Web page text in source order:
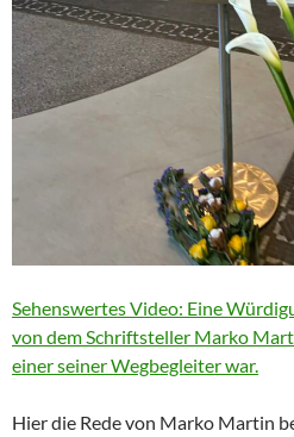
Sehenswertes Video: Eine
von dem Schriftsteller Marko
einer seiner Wegbegleiter war.
Hier die Rede von Marko Martin